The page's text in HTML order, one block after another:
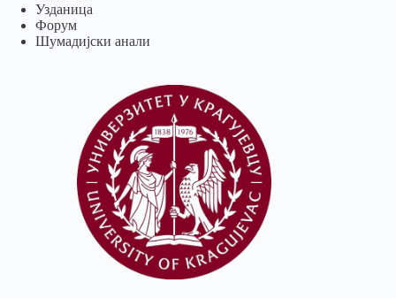
Узданица
Форум
Шумадијски анали